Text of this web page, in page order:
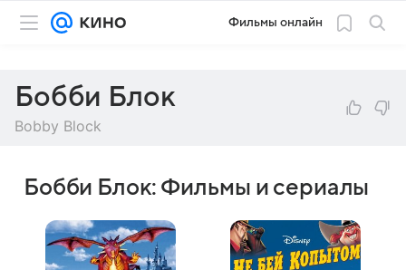
Фильмы онлайн
Бобби Блок
Bobby Block
Бобби Блок: Фильмы и сериалы